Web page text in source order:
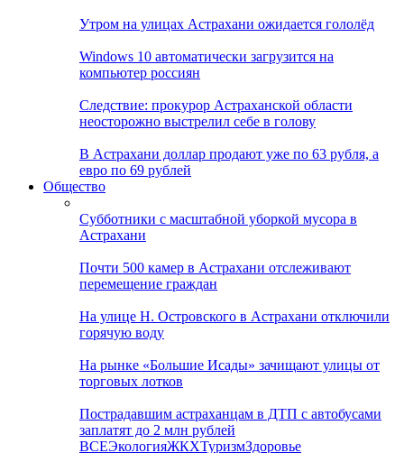
Утром на улицах Астрахани ожидается гололёд
Windows 10 автоматически загрузится на
компьютер россиян
Следствие: прокурор Астраханской области
неосторожно выстрелил себе в голову
В Астрахани доллар продают уже по 63 рубля, а
евро по 69 рублей
Общество
Субботники с масштабной уборкой мусора в
Астрахани
Почти 500 камер в Астрахани отслеживают
перемещение граждан
На улице Н. Островского в Астрахани отключили
горячую воду
На рынке «Большие Исады» зачищают улицы от
торговых лотков
Пострадавшим астраханцам в ДТП с автобусами
заплатят до 2 млн рублей
ВСЕЭкологияЖКХТуризмЗдоровье